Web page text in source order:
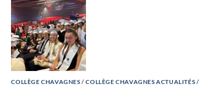
COLLÈGE CHAVAGNES /COLLÈGE CHAVAGNES ACTUALITÉS /